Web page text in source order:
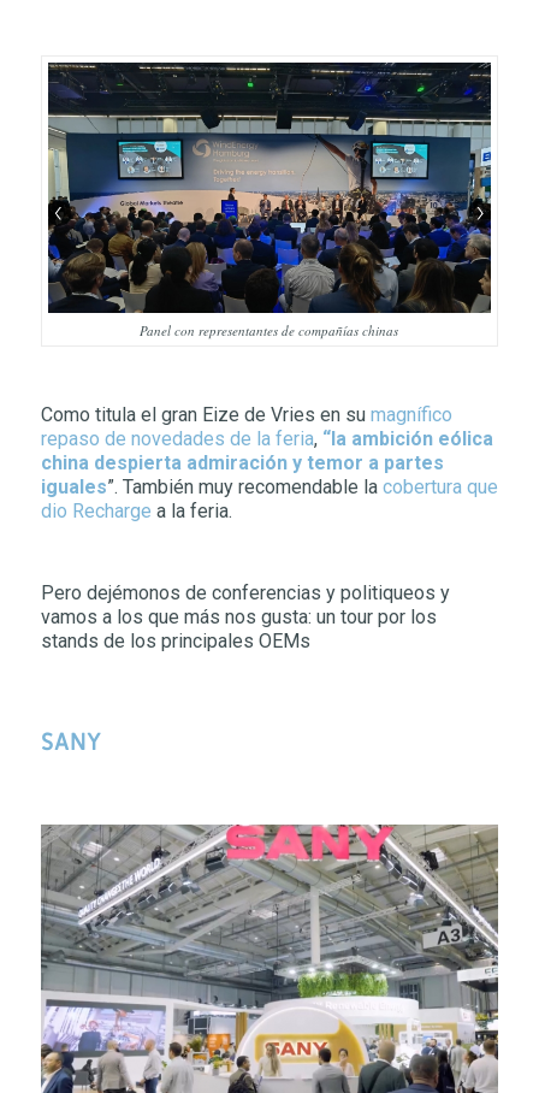
Panel con representantes de compañías chinas
Como titula el gran Eize de Vries en su magnífico
repaso de novedades de la feria, “la ambición eólica
china despierta admiración y temor a partes
iguales”. También muy recomendable la cobertura que
dio Recharge a la feria.
Pero dejémonos de conferencias y politiqueos y
vamos a los que más nos gusta: un tour por los
stands de los principales OEMs
SANY